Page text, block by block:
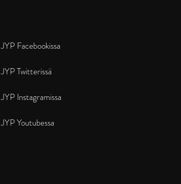
JYP Facebookissa
JYP Twitterissä
JYP Instagramissa
JYP Youtubessa